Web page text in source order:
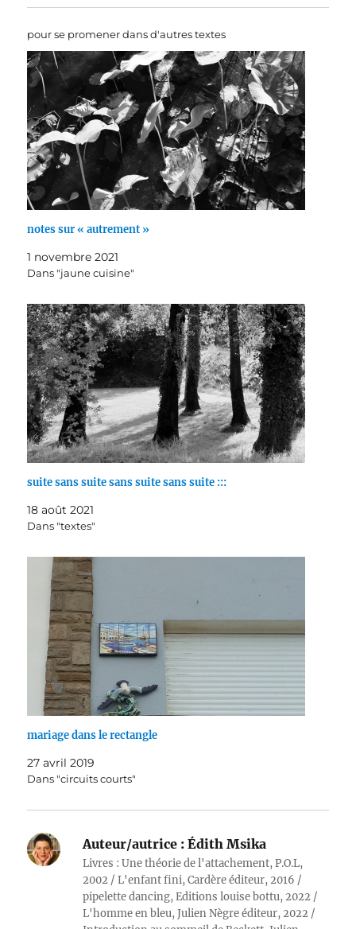
pour se promener dans d'autres textes
notes sur « autrement »
1 novembre 2021
Dans "jaune cuisine"
suite sans suite sans suite sans suite :::
18 août 2021
Dans "textes"
mariage dans le rectangle
27 avril 2019
Dans "circuits courts"
Auteur/autrice : Édith Msika
Livres : Une théorie de l'attachement, P.O.L,
2002 / L'enfant fini, Cardère éditeur, 2016 /
pipelette dancing, Editions louise bottu, 2022 /
L'homme en bleu, Julien Nègre éditeur, 2022 /